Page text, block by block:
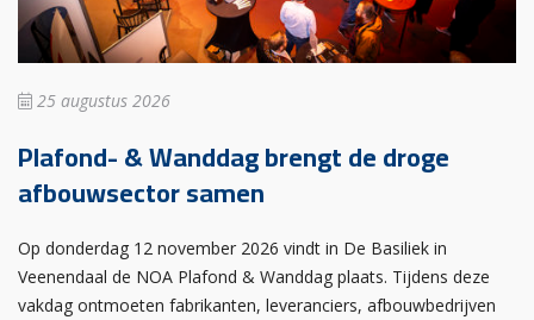
25 augustus 2026
Plafond- & Wanddag brengt de droge
afbouwsector samen
Op donderdag 12 november 2026 vindt in De Basiliek in
Veenendaal de NOA Plafond & Wanddag plaats. Tijdens deze
vakdag ontmoeten fabrikanten, leveranciers, afbouwbedrijven